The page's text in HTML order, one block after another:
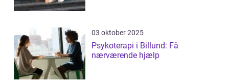
03 oktober 2025
Psykoterapi i Billund: Få
nærværende hjælp